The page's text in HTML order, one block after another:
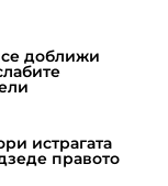
се доближи
истрагата
правото